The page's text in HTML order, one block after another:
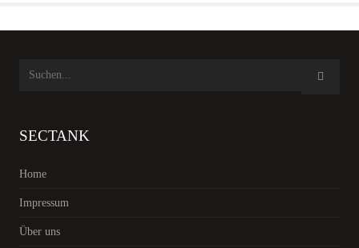
SECTANK
Home
Impressum
Über uns